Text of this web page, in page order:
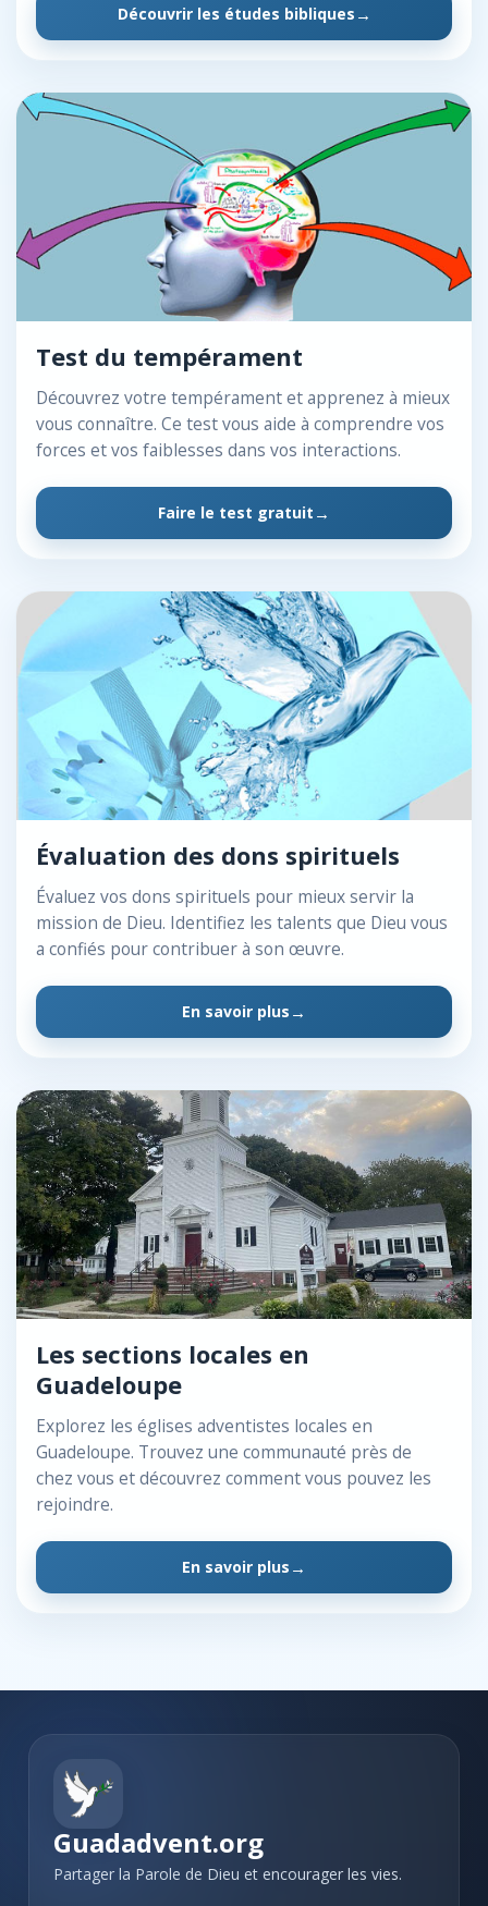
Découvrir les études bibliques
Test du tempérament
Découvrez votre tempérament et apprenez à mieux
vous connaître. Ce test vous aide à comprendre vos
forces et vos faiblesses dans vos interactions.
Faire le test gratuit
Évaluation des dons spirituels
Évaluez vos dons spirituels pour mieux servir la
mission de Dieu. Identifiez les talents que Dieu vous
a confiés pour contribuer à son œuvre.
En savoir plus
Les sections locales en
Guadeloupe
Explorez les églises adventistes locales en
Guadeloupe. Trouvez une communauté près de
chez vous et découvrez comment vous pouvez les
rejoindre.
En savoir plus
Guadadvent.org
Partager la Parole de Dieu et encourager les vies.